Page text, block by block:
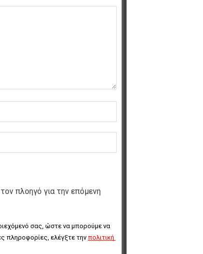
πλοηγό για την επόμενη
σας, ώστε να μπορούμε να
πληροφορίες, ελέγξτε την πολιτική